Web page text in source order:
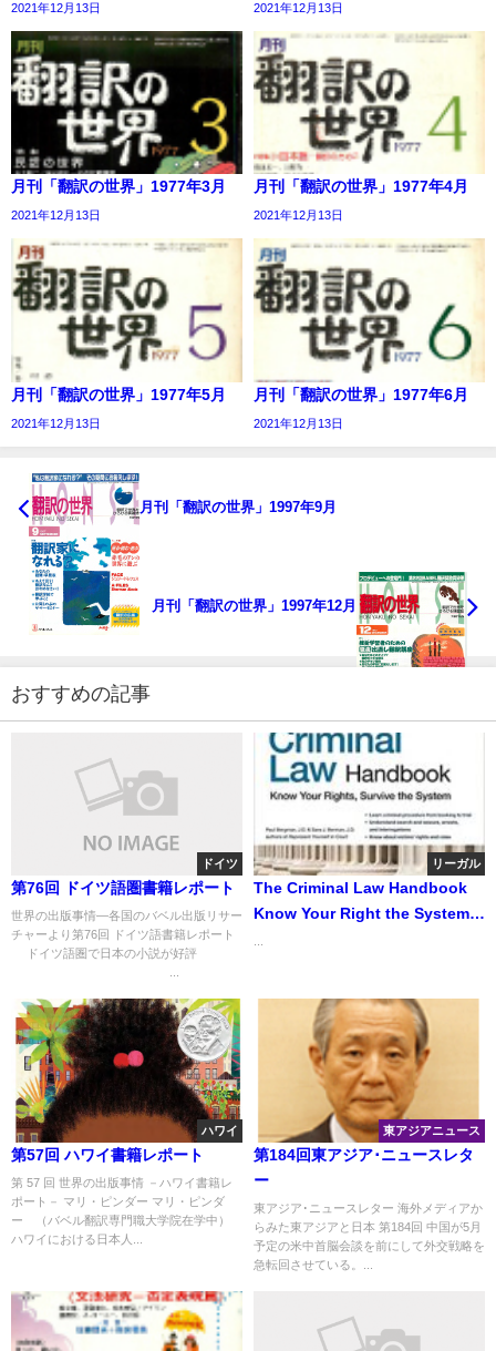
2021年12月13日 2021年12月13日
月刊「翻訳の世界」1977年3月
2021年12月13日
月刊「翻訳の世界」1977年4月
2021年12月13日
月刊「翻訳の世界」1977年5月
2021年12月13日
月刊「翻訳の世界」1977年6月
2021年12月13日
月刊「翻訳の世界」1997年9月
月刊「翻訳の世界」1997年12月
おすすめの記事
ドイツ
第76回 ドイツ語圏書籍レポート
世界の出版事情―各国のバベル出版リサー
チャーより第76回 ドイツ語書籍レポート
ドイツ語圏で日本の小説が好評
リーガル
The Criminal Law Handbook
Know Your Right the System
ハワイ
第57回 ハワイ書籍レポート
第 57 回 世界の出版事情 －ハワイ書籍レ
ポート－ マリ・ピンダー マリ・ピンダ
ー （バベル翻訳専門職大学院在学中）
ハワイにおける日本人...
東アジアニュース
第184回東アジア･ニュースレタ
ー
東アジア･ニュースレター 海外メディアか
らみた東アジアと日本 第184回 中国が5月
予定の米中首脳会談を前にして外交戦略を
急転回させている。...